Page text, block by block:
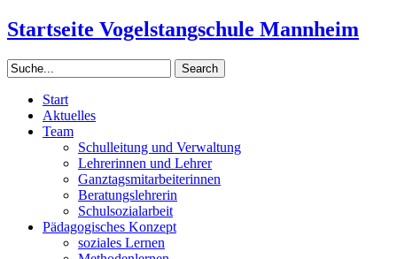
Startseite Vogelstangschule Mannheim
Start
Aktuelles
Team
Schulleitung und Verwaltung
Lehrerinnen und Lehrer
Ganztagsmitarbeiterinnen
Beratungslehrerin
Schulsozialarbeit
Pädagogisches Konzept
soziales Lernen